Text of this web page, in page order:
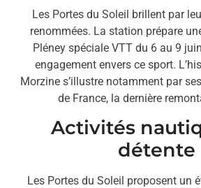
Les Portes du Soleil brillent par
renommées. La station prépare
Pléney spéciale VTT du 6 au 9
engagement envers ce sport.
Morzine s’illustre notamment par
de France, la dernière
Activités
détente
Les Portes du Soleil proposent un